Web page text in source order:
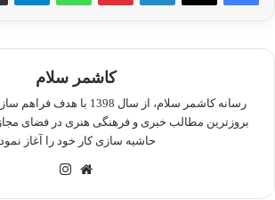
کاشمر سلام
رسانه کاشمر سلام، از سال 1398
بروزترین مطالب خبری و فرهنگی هنری در فضای
حاشیه سازی کار خود را آغاز نمود.
وبسایت